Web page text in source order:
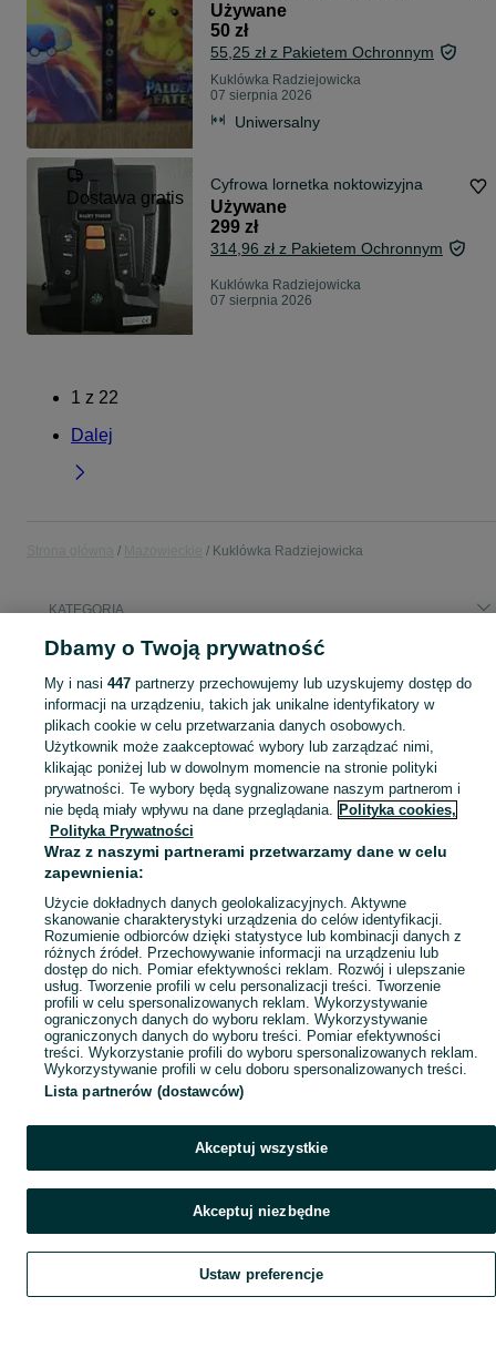
Używane
50 zł
55,25 zł z Pakietem Ochronnym
Kuklówka Radziejowicka
07 sierpnia 2026
Uniwersalny
Dostawa gratis
Cyfrowa lornetka noktowizyjna
Używane
299 zł
314,96 zł z Pakietem Ochronnym
Kuklówka Radziejowicka
07 sierpnia 2026
1 z 22
Dalej
Kuklówka Radziejowicka
KATEGORIA
Popularne wyszukiwania
suka jamnikowata suka krajzega słupek betonowy
Skorzystaj z największego serwisu ogłoszeniowego - Kuklówka Radziejowicka i okolice! Kupuj to, czego pragniesz i sprzedawaj to, czego już nie potrzebujesz! Zobacz
Mapa kategorii
Mapa miejscowości
Mapa ministron
Szukaj Obserwujesz Dodaj Czat Konto
Dbamy o Twoją prywatność
My i nasi 447partnerzy przechowujemy lub uzyskujemy dostęp do
informacji na urządzeniu, takich jak unikalne identyfikatory w
plikach cookie w celu przetwarzania danych osobowych.
Użytkownik może zaakceptować wybory lub zarządzać nimi,
klikając poniżej lub w dowolnym momencie na stronie polityki
prywatności. Te wybory będą sygnalizowane naszym partnerom i
nie będą miały wpływu na dane przeglądania. Polityka cookies,
Polityka Prywatności
Wraz z naszymi partnerami przetwarzamy dane w celu
zapewnienia:
Użycie dokładnych danych geolokalizacyjnych. Aktywne
skanowanie charakterystyki urządzenia do celów identyfikacji.
Rozumienie odbiorców dzięki statystyce lub kombinacji danych z
różnych źródeł. Przechowywanie informacji na urządzeniu lub
dostęp do nich. Pomiar efektywności reklam. Rozwój i ulepszanie
usług. Tworzenie profili w celu personalizacji treści. Tworzenie
profili w celu spersonalizowanych reklam. Wykorzystywanie
ograniczonych danych do wyboru reklam. Wykorzystywanie
ograniczonych danych do wyboru treści. Pomiar efektywności
treści. Wykorzystanie profili do wyboru spersonalizowanych reklam.
Wykorzystywanie profili w celu doboru spersonalizowanych treści.
Lista partnerów (dostawców)
Akceptuj wszystkie
Akceptuj niezbędne
Ustaw preferencje